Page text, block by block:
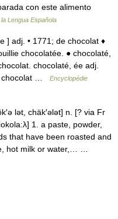
con este alimento
Lengua Española
] adj. • 1771; de chocolat ♦
chocolatée. ● chocolaté,
chocolaté, ée adj.
chocolat …
Encyclopédie
lət, chäk′ələt] n. [? via Fr
1. a paste, powder,
that have been roasted and
hot milk or water,… …